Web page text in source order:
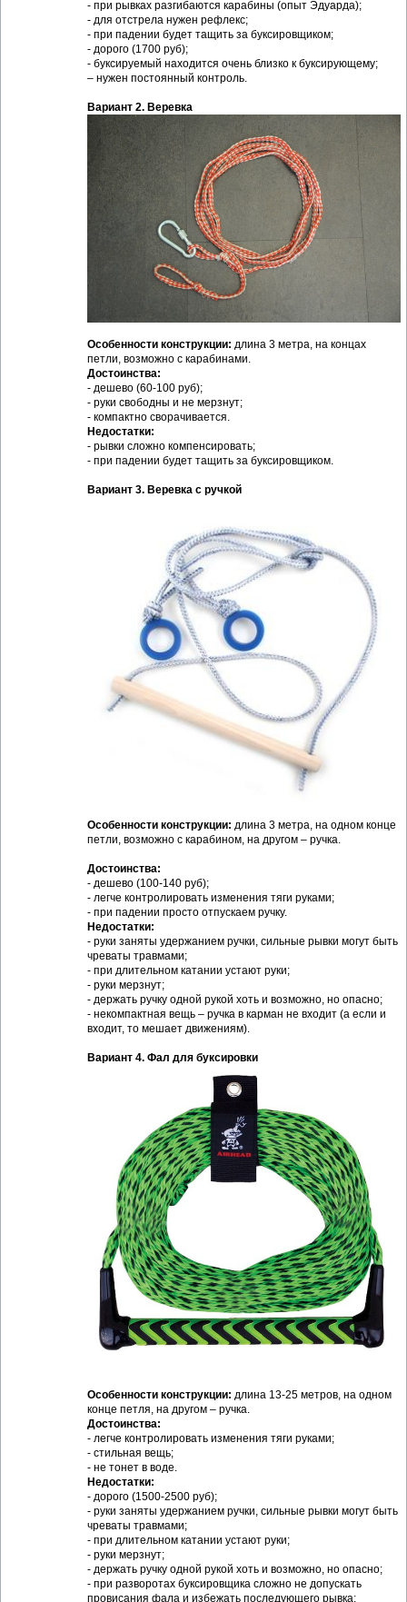
- при рывках разгибаются карабины (опыт Эдуарда);
- для отстрела нужен рефлекс;
- при падении будет тащить за буксировщиком;
- дорого (1700 руб);
- буксируемый находится очень близко к буксирующему;
– нужен постоянный контроль.
Вариант 2. Веревка
Особенности конструкции: длина 3 метра, на концах
петли, возможно с карабинами.
Достоинства:
- дешево (60-100 руб);
- руки свободны и не мерзнут;
- компактно сворачивается.
Недостатки:
- рывки сложно компенсировать;
- при падении будет тащить за буксировщиком.
Вариант 3. Веревка с ручкой
Особенности конструкции: длина 3 метра, на одном конце
петли, возможно с карабином, на другом – ручка.
Достоинства:
- дешево (100-140 руб);
- легче контролировать изменения тяги руками;
- при падении просто отпускаем ручку.
Недостатки:
- руки заняты удержанием ручки, сильные рывки могут быть
чреваты травмами;
- при длительном катании устают руки;
- руки мерзнут;
- держать ручку одной рукой хоть и возможно, но опасно;
- некомпактная вещь – ручка в карман не входит (а если и
входит, то мешает движениям).
Вариант 4. Фал для буксировки
Особенности конструкции: длина 13-25 метров, на одном
конце петля, на другом – ручка.
Достоинства:
- легче контролировать изменения тяги руками;
- стильная вещь;
- не тонет в воде.
Недостатки:
- дорого (1500-2500 руб);
- руки заняты удержанием ручки, сильные рывки могут быть
чреваты травмами;
- при длительном катании устают руки;
- руки мерзнут;
- держать ручку одной рукой хоть и возможно, но опасно;
- при разворотах буксировщика сложно не допускать
провисания фала и избежать последующего рывка;